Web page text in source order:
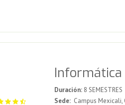
Duración:8 SEMESTRES
Sede:Campus Mexicali,